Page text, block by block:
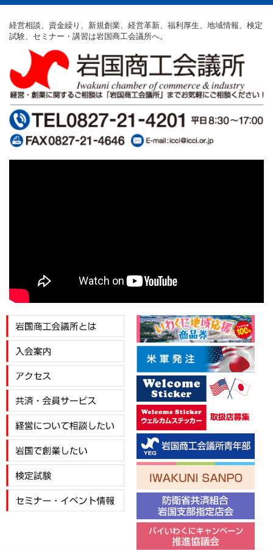
経営相談、資金繰り、新規創業、経営革新、福利厚生、地域情報、検定
試験、セミナー・講習は岩国商工会議所へ。